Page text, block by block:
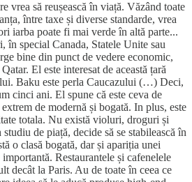
vrea să reușească în viață. Văzând toate
între taxe și diverse standarde, vrea
iarba poate fi mai verde în altă parte...
în special Canada, Statele Unite sau
bine din punct de vedere economic,
El este interesat de această țară
Baku este perla Caucazului (…) Deci,
cinci ani. El spune că este ceva de
de modernă și bogată. In plus, este
totala. Nu există violuri, droguri și
de piață, decide să se stabilească în
o clasă bogată, dar și apariția unei
Restaurantele și cafenelele
decât la Paris. Au de toate în ceea ce